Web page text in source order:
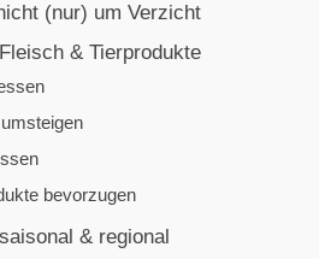
(nur) um Verzicht
& Tierprodukte
bevorzugen
& regional